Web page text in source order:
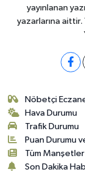
yayınlanan
yazarlarına aittir.
Nöbetçi
Hava Durumu
Trafik Durumu
Puan Durumu
Tüm Manşetler
Son Dakika